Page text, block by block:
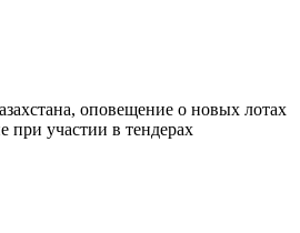
оповещение о новых лотах
при участии в тендерах